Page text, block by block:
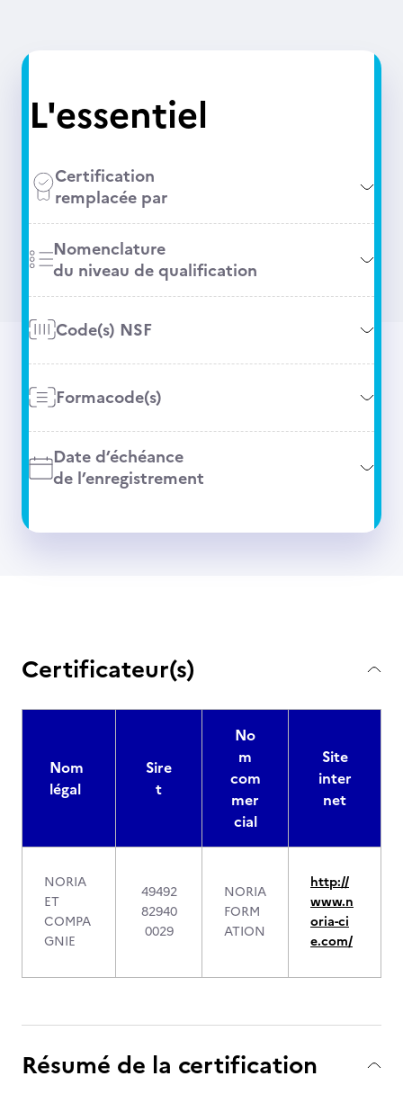
L'essentiel
Certification
remplacée par
Nomenclature
du niveau de qualification
Code(s) NSF
Formacode(s)
Date d’échéance
de l’enregistrement
Certificateur(s)
Nom
légal
Sire
t
No
m
com
mer
cial
Site
inter
net
NORIA
ET
COMPA
GNIE
49492
82940
0029
NORIA
FORM
ATION
http://
www.n
oria-ci
e.com/
Résumé de la certification